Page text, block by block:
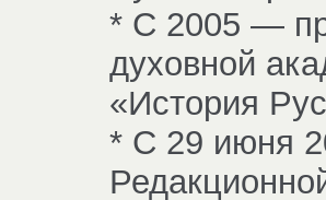
* С 2005 —
духовной
«История
* С 29 июня